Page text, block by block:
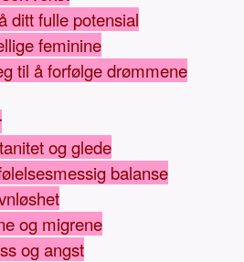
ditt fulle potensial
feminine
til å forfølge drømmene
og glede
balanse
og migrene
og angst